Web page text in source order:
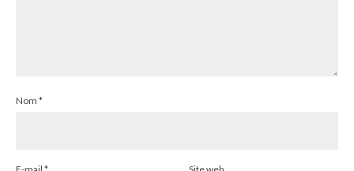
Nom *